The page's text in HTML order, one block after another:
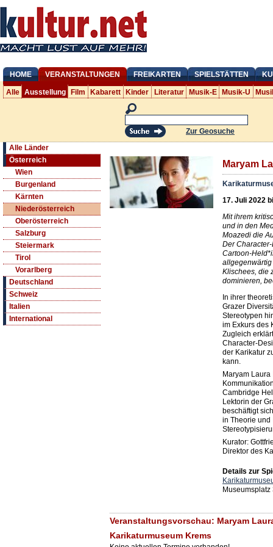
HOME VERANSTALTUNGEN FREIKARTEN SPIELSTÄTTEN
Alle Ausstellung Film Kabarett Kinder Literatur Musik-E Musik-U
Zur Geosuche
Alle Länder
Österreich
Wien
Burgenland
Kärnten
Niederösterreich
Oberösterreich
Salzburg
Steiermark
Tirol
Vorarlberg
Deutschland
Schweiz
Italien
International
Maryam
17. Juli 2022
Mit ihrem
und in den
Moazedi die
Der
Cartoon-
Klischees, die
dominieren,
In ihrer
Grazer
Stereotypen
im Exkurs des
Zugleich
Character-
der Karikatur
kann.
Maryam
Cambridge
Lektorin der
beschäftigt
in Theorie und
Kurator:
Direktor des
Details zur
Museumsplatz
Veranstaltungsvorschau: Maryam
Karikaturmuseum Krems